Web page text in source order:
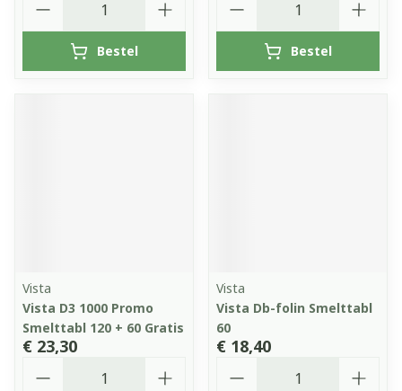
Bestel Bestel
Vista
Vista D3 1000 Promo
Smelttabl 120 + 60 Gratis
€ 23,30
Vista
Vista Db-folin Smelttabl
60
€ 18,40